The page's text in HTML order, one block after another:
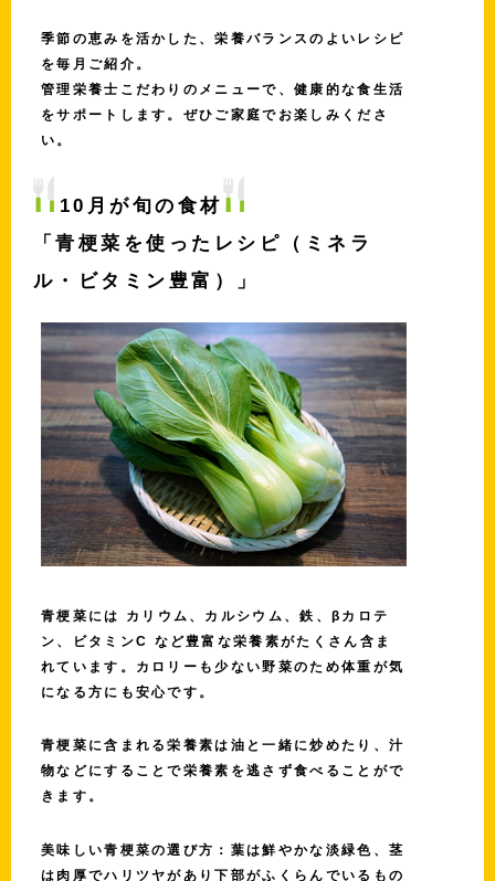
季節の恵みを活かした、栄養バランスのよいレシピ
を毎月ご紹介。
管理栄養士こだわりのメニューで、健康的な食生活
をサポートします。ぜひご家庭でお楽しみくださ
い。
10月が旬の食材
「青梗菜を使ったレシピ（ミネラ
ル・ビタミン豊富）」
青梗菜には
カリウム、カルシウム、鉄、βカロテ
ン、ビタミンC
など豊富な栄養素がたくさん含ま
れています。カロリーも少ない野菜のため体重が気
になる方にも安心です。
青梗菜に含まれる栄養素は油と一緒に炒めたり、汁
物などにすることで栄養素を逃さず食べることがで
きます。
美味しい青梗菜の選び方：葉は鮮やかな淡緑色、茎
は肉厚でハリツヤがあり下部がふくらんでいるもの